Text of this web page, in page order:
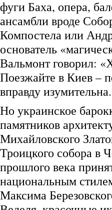
фуги Баха, опера,
ансамбли вроде
Компостела или
основатель
Вальмонт говорил:
Поезжайте в Киев –
вправду изумительна.
Но украинское
памятников
Михайловского
Троицкого собора в
прошлого века
национальным
Максима